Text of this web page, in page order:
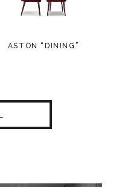
ASTON “DINING”